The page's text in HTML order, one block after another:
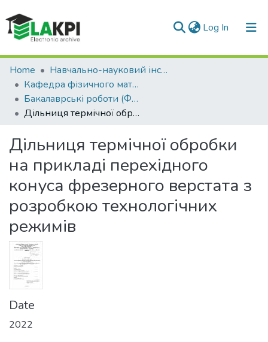
Log In (current)
Communities & Collections
All of DSpace
Statistics
Home
Навчально-науковий інститут матеріалознавства та зварювання ім. Є.О. Патона (НН ІМЗ ім. Є.О. Патона)
Кафедра фізичного матеріалознавства та термічної обробки (ФМТО)
Бакалаврські роботи (ФМТО)
Дільниця термічної обробки на прикладі перехідного конуса фрезерного верстата з розробкою технологічних режимів
Дільниця термічної обробки
на прикладі перехідного
конуса фрезерного верстата з
розробкою технологічних
режимів
Date
2022